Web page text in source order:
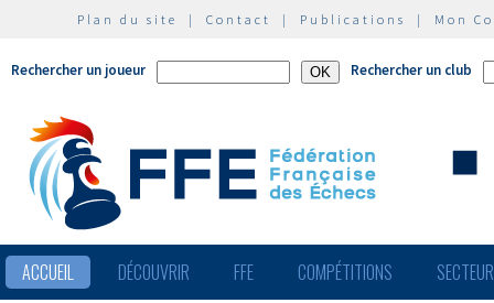
Plan du site | Contact | Publications | Mon
Rechercher un joueur Rechercher un club
ACCUEIL DÉCOUVRIR FFE COMPÉTITIONS